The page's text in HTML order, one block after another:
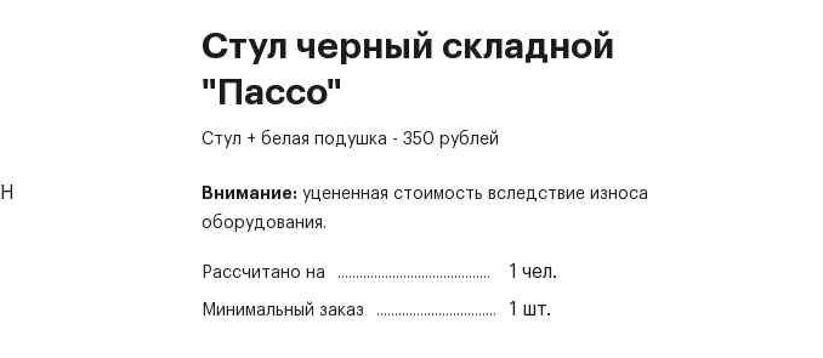
Стул черный складной
"Пассо"
Стул + белая подушка - 350 рублей
Внимание: уцененная стоимость вследствие износа
оборудования.
Рассчитано на 1 чел.
Минимальный заказ 1 шт.